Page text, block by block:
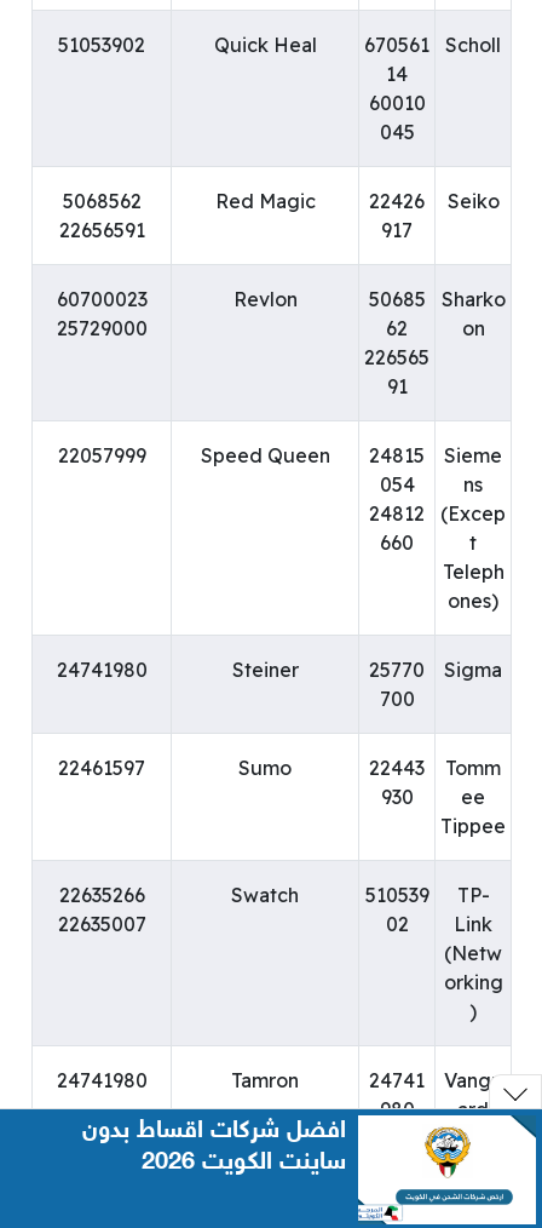
Scholl
670561
14
60010
045
Quick Heal
51053902
Seiko
22426
917
Red Magic
5068562
22656591
Sharko
on
50685
62
226565
91
Revlon
60700023
25729000
Sieme
ns
(Excep
t
Teleph
ones)
24815
054
24812
660
Speed Queen
22057999
Sigma
25770
700
Steiner
24741980
Tomm
ee
Tippee
22443
930
Sumo
22461597
TP-
Link
(Netw
orking
)
510539
02
Swatch
22635266
22635007
Vangu
ard
24741
980
Tamron
24741980
Vefpsa
10
Tefal
افضل شركات اقساط بدون
ساينت الكويت 2026